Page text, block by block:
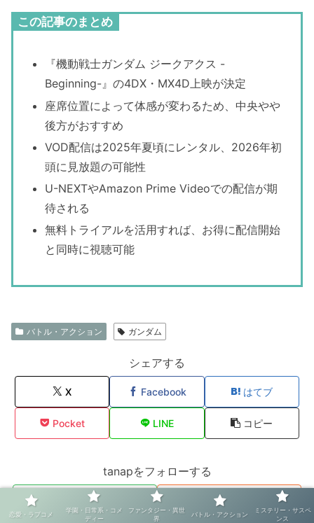
この記事のまとめ
『機動戦士ガンダム ジークアクス -
Beginning-』の4DX・MX4D上映が決定
座席位置によって体感が変わるため、中央やや
後方がおすすめ
VOD配信は2025年夏頃にレンタル、2026年初
頭に見放題の可能性
U-NEXTやAmazon Prime Videoでの配信が期
待される
無料トライアルを活用すれば、お得に配信開始
と同時に視聴可能
バトル・アクション ガンダム
シェアする
X Facebook はてブ
Pocket LINE コピー
tanapをフォローする
恋愛・ラブコメ
学園・日常系・コメ
ディー
ファンタジー・異世
界
バトル・アクション
ミステリー・サスペ
ンス